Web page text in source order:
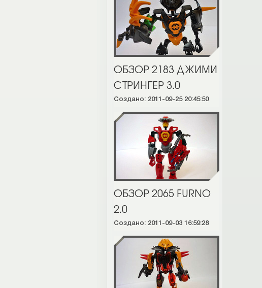
ОБЗОР 2183 ДЖИМИ
СТРИНГЕР 3.0
Создано: 2011-09-25 20:45:50
ОБЗОР 2065 FURNO
2.0
Создано: 2011-09-03 16:59:28